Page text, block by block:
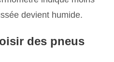
devient humide.
des pneus